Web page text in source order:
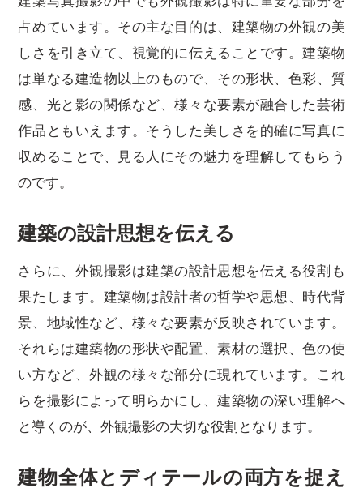
占めています。その主な目的は、建築物の外観の美
しさを引き立て、視覚的に伝えることです。建築物
は単なる建造物以上のもので、その形状、色彩、質
感、光と影の関係など、様々な要素が融合した芸術
作品ともいえます。そうした美しさを的確に写真に
収めることで、見る人にその魅力を理解してもらう
のです。
建築の設計思想を伝える
さらに、外観撮影は建築の設計思想を伝える役割も
果たします。建築物は設計者の哲学や思想、時代背
景、地域性など、様々な要素が反映されています。
それらは建築物の形状や配置、素材の選択、色の使
い方など、外観の様々な部分に現れています。これ
らを撮影によって明らかにし、建築物の深い理解へ
と導くのが、外観撮影の大切な役割となります。
建物全体とディテールの両方を捉え